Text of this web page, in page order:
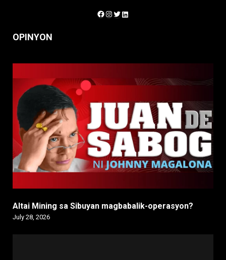
Facebook
Instagram
Twitter
LinkedIn
OPINYON
Altai Mining sa Sibuyan magbabalik-operasyon?
July 28, 2026